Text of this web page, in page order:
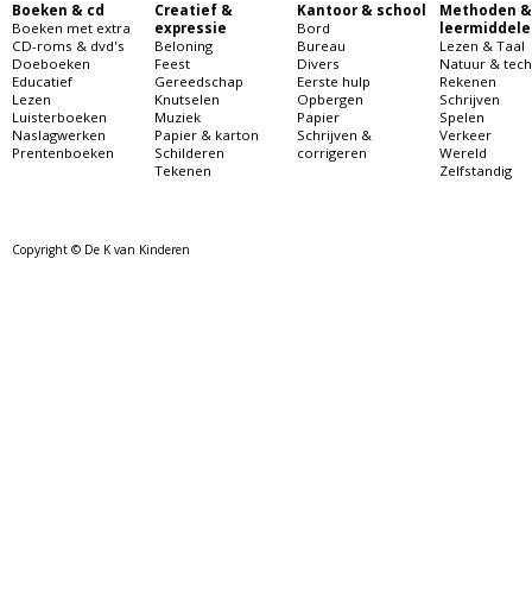
Boeken & cd
Boeken met extra
CD-roms & dvd's
Doeboeken
Educatief
Lezen
Luisterboeken
Naslagwerken
Prentenboeken
Creatief &
expressie
Beloning
Feest
Gereedschap
Knutselen
Muziek
Papier & karton
Schilderen
Tekenen
Kantoor & school
Bord
Bureau
Divers
Eerste hulp
Opbergen
Papier
Schrijven &
corrigeren
Methoden &
Lezen & Taal
Natuur &
Rekenen
Schrijven
Spelen
Verkeer
Wereld
Zelfstandig
Copyright © De K van Kinderen